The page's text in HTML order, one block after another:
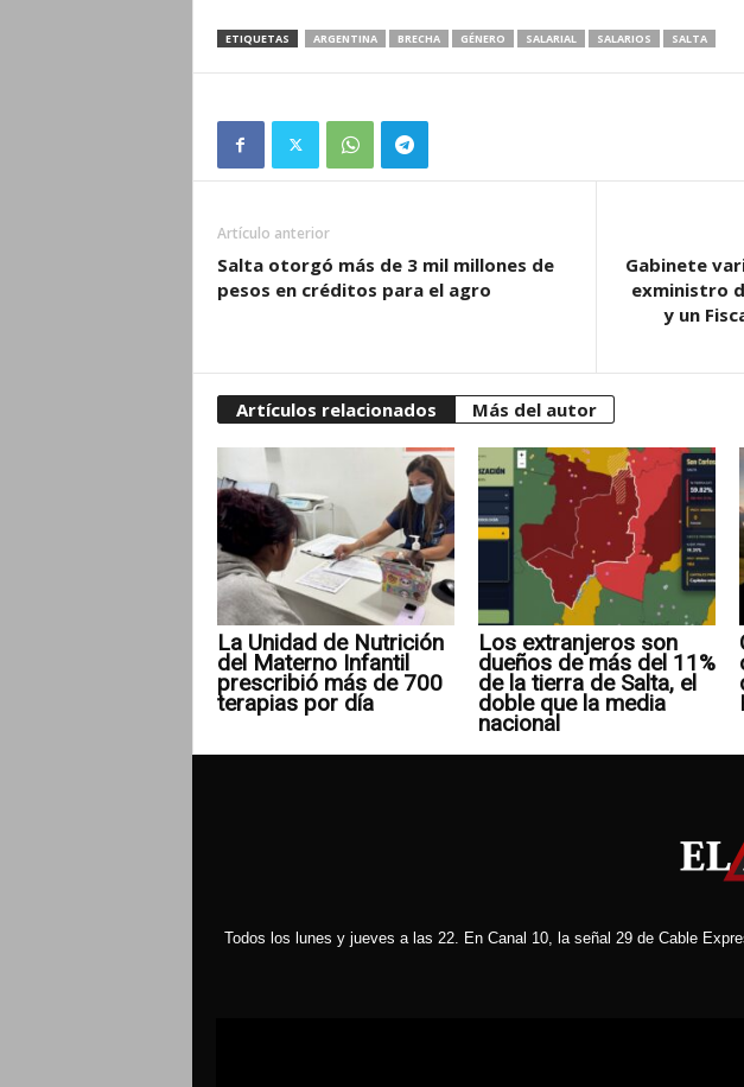
ETIQUETAS ARGENTINA BRECHA GÉNERO SALARIAL SALARIOS SALTA
Artículo anterior
Salta otorgó más de 3 mil millones de
pesos en créditos para el agro
Gabinete
exministro
y un
Artículos relacionados Más del autor
La Unidad de Nutrición
del Materno Infantil
prescribió más de 700
terapias por día
Los extranjeros son
dueños de más del 11%
de la tierra de Salta, el
doble que la media
nacional
Todos los lunes y jueves a las 22. En Canal 10, la señal 29 de Cable